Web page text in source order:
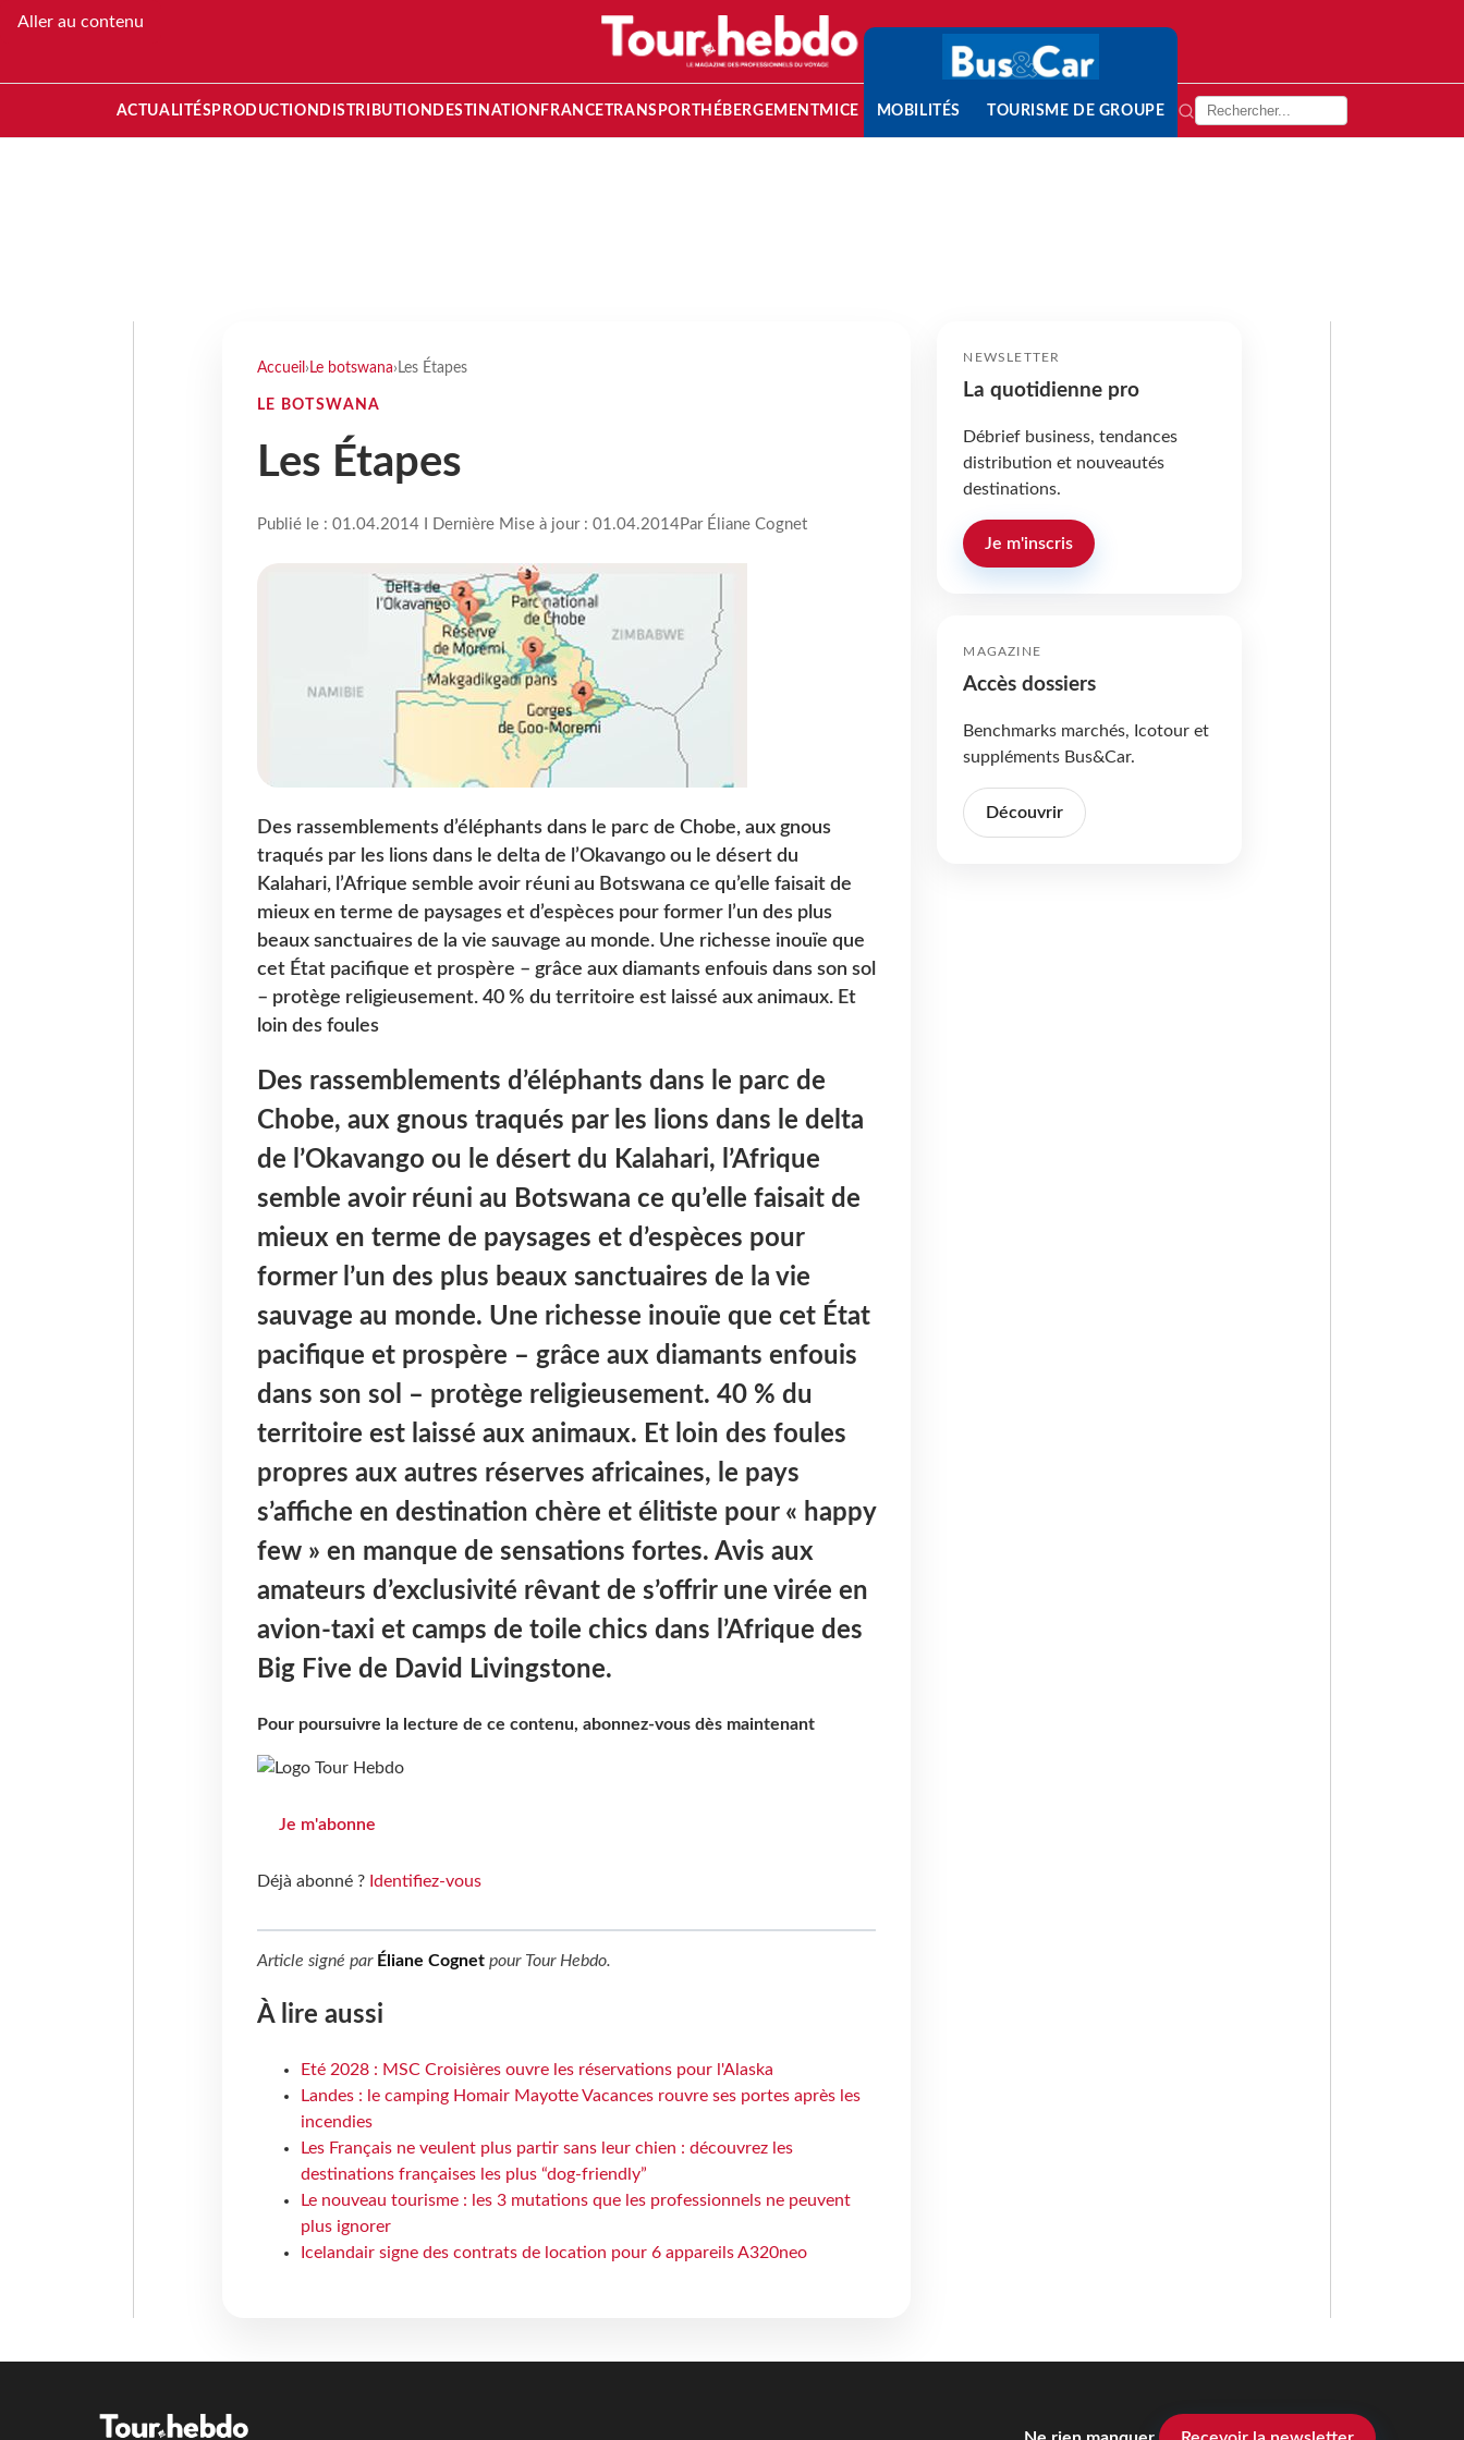
Aller au contenu
ACTUALITÉS PRODUCTION DISTRIBUTION DESTINATION FRANCETRANSPORT HÉBERGEMENTMICE MOBILITÉS TOURISME DE GROUPE
Accueil › Le botswana› Les Étapes
LE BOTSWANA
Les Étapes
Publié le : 01.04.2014 I Dernière Mise à jour : 01.04.2014Par Éliane Cognet
Des rassemblements d’éléphants dans le parc de Chobe, aux gnous
traqués par les lions dans le delta de l’Okavango ou le désert du
Kalahari, l’Afrique semble avoir réuni au Botswana ce qu’elle faisait de
mieux en terme de paysages et d’espèces pour former l’un des plus
beaux sanctuaires de la vie sauvage au monde. Une richesse inouïe que
cet État pacifique et prospère – grâce aux diamants enfouis dans son sol
– protège religieusement. 40 % du territoire est laissé aux animaux. Et
loin des foules
Des rassemblements d’éléphants dans le parc de
Chobe, aux gnous traqués par les lions dans le delta
de l’Okavango ou le désert du Kalahari, l’Afrique
semble avoir réuni au Botswana ce qu’elle faisait de
mieux en terme de paysages et d’espèces pour
former l’un des plus beaux sanctuaires de la vie
sauvage au monde. Une richesse inouïe que cet État
pacifique et prospère – grâce aux diamants enfouis
dans son sol – protège religieusement. 40 % du
territoire est laissé aux animaux. Et loin des foules
propres aux autres réserves africaines, le pays
s’affiche en destination chère et élitiste pour « happy
few » en manque de sensations fortes. Avis aux
amateurs d’exclusivité rêvant de s’offrir une virée en
avion-taxi et camps de toile chics dans l’Afrique des
Big Five de David Livingstone.
Pour poursuivre la lecture de ce contenu, abonnez-vous dès maintenant
Je m'abonne
Déjà abonné ? Identifiez-vous
Article signé par Éliane Cognetpour Tour Hebdo.
À lire aussi
Eté 2028 : MSC Croisières ouvre les réservations pour l'Alaska
Landes : le camping Homair Mayotte Vacances rouvre ses portes après les
incendies
Les Français ne veulent plus partir sans leur chien : découvrez les
destinations françaises les plus “dog-friendly”
Le nouveau tourisme : les 3 mutations que les professionnels ne peuvent
plus ignorer
Icelandair signe des contrats de location pour 6 appareils A320neo
NEWSLETTER
La quotidienne pro
Débrief business, tendances
distribution et nouveautés
destinations.
Je m'inscris
MAGAZINE
Accès dossiers
Benchmarks marchés, Icotour et
suppléments Bus&Car.
Découvrir